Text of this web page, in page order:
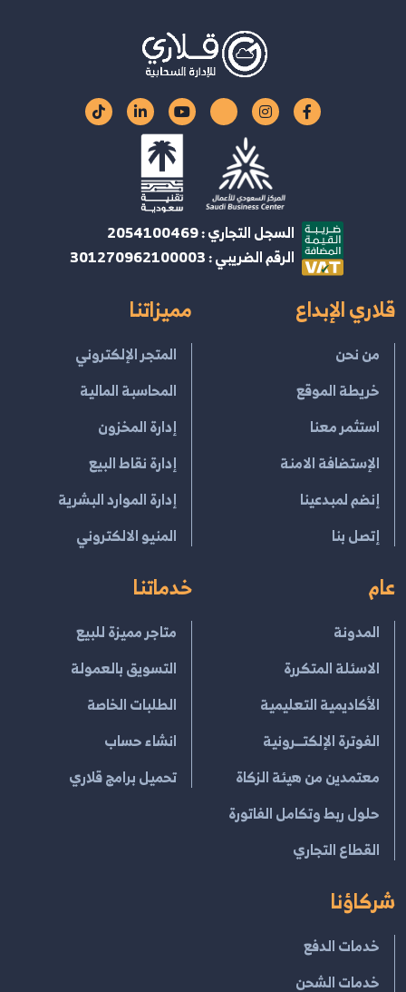
السجل التجاري : 2054100469
الرقم الضريبي : 301270962100003
قلاري الإبداع
من نحن
خريطة الموقع
استثمر معنا
الإستضافة الامنة
إنضم لمبدعينا
إتصل بنا
مميزاتنا
المتجر الإلكتروني
المحاسبة المالية
إدارة المخزون
إدارة نقاط البيع
إدارة الموارد البشرية
المنيو الالكتروني
عام
المدونة
الاسئلة المتكررة
الأكاديمية التعليمية
الفوترة الإلكتــرونية
معتمدين من هيئة الزكاة
حلول ربط وتكامل الفاتورة
القطاع التجاري
خدماتنا
متاجر مميزة للبيع
التسويق بالعمولة
الطلبات الخاصة
انشاء حساب
تحميل برامج قلاري
شركاؤنا
خدمات الدفع
خدمات الشحن